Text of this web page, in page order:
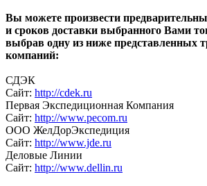
Вы можете произвести
и сроков доставки выбранного Вами
выбрав одну из ниже представленных
компаний:
СДЭК
Сайт: http://cdek.ru
Первая Экспедиционная Компания
Сайт: http://www.pecom.ru
ООО ЖелДорЭкспедиция
Сайт: http://www.jde.ru
Деловые Линии
Сайт: http://www.dellin.ru